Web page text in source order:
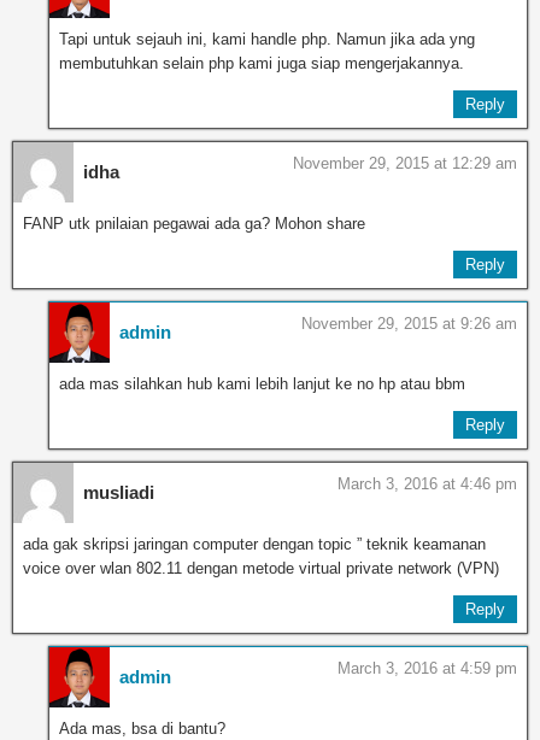
Tapi untuk sejauh ini, kami handle php. Namun jika ada yng
membutuhkan selain php kami juga siap mengerjakannya.
Reply
idha November 29, 2015 at 12:29 am
FANP utk pnilaian pegawai ada ga? Mohon share
Reply
admin November 29, 2015 at 9:26 am
ada mas silahkan hub kami lebih lanjut ke no hp atau bbm
Reply
musliadi March 3, 2016 at 4:46 pm
ada gak skripsi jaringan computer dengan topic ” teknik keamanan
voice over wlan 802.11 dengan metode virtual private network (VPN)
Reply
admin March 3, 2016 at 4:59 pm
Ada mas, bsa di bantu?